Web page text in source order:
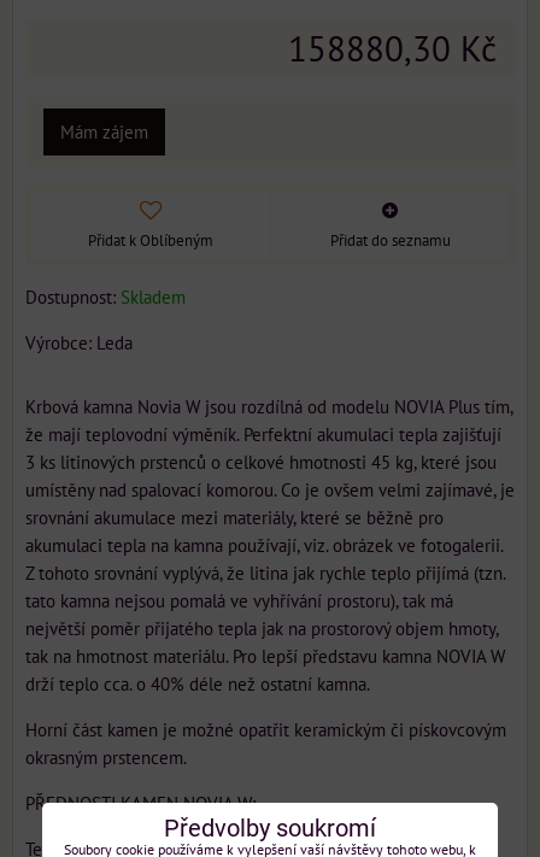
158880,30 Kč
Mám zájem
Přidat k Oblíbeným Přidat do seznamu
Dostupnost: Skladem
Výrobce: Leda
Krbová kamna Novia W jsou rozdílná od modelu NOVIA Plus tím,
že mají teplovodní výměník. Perfektní akumulaci tepla zajišťují
3 ks litinových prstenců o celkové hmotnosti 45 kg, které jsou
umístěny nad spalovací komorou. Co je ovšem velmi zajímavé, je
srovnání akumulace mezi materiály, které se běžně pro
akumulaci tepla na kamna používají, viz. obrázek ve fotogalerii.
Z tohoto srovnání vyplývá, že litina jak rychle teplo přijímá (tzn.
tato kamna nejsou pomalá ve vyhřívání prostoru), tak má
největší poměr přijatého tepla jak na prostorový objem hmoty,
tak na hmotnost materiálu. Pro lepší představu kamna NOVIA W
drží teplo cca. o 40% déle než ostatní kamna.
Horní část kamen je možné opatřit keramickým či pískovcovým
okrasným prstencem.
PŘEDNOSTI KAMEN NOVIA W:
Teplovodní výměník
Předvolby soukromí
Soubory cookie používáme k vylepšení vaší návštěvy tohoto webu, k